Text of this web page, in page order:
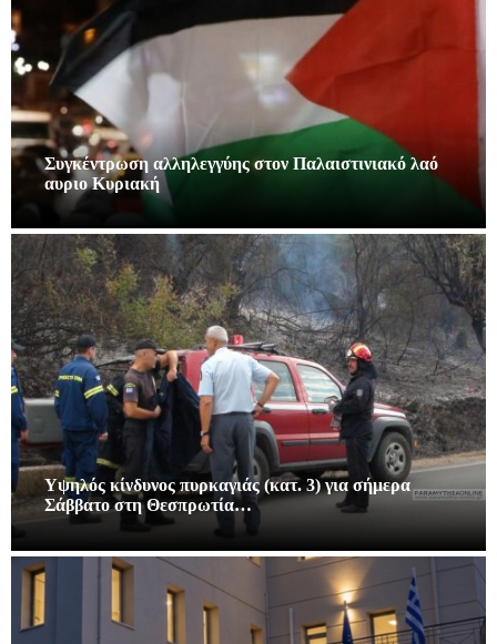
Συγκέντρωση αλληλεγγύης στον Παλαιστινιακό λαό
αυριο Κυριακή
Υψηλός κίνδυνος πυρκαγιάς (κατ. 3) για σήμερα
Σάββατο στη Θεσπρωτία…